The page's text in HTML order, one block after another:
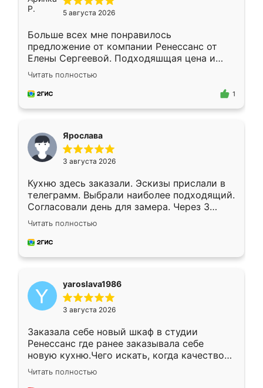
5 августа 2026
Больше всех мне понравилось
предложение от компании Ренессанс от
Елены Сергеевой. Подходяшщая цена и
короткие сроки изготовления. Приехавший
для замера сотрудник Владислав
предложил по моему эскизу самый
Читать полностью
1
Ярослава
3 августа 2026
Кухню здесь заказали. Эскизы прислали в
телеграмм. Выбрали наиболее подходящий.
Согласовали день для замера. Через 3
недели кухня была уже готова. Остались
довольны работой. Спасибо Ренессанс
мебель за качественную работу!
Читать полностью
yaroslava1986
3 августа 2026
Заказала себе новый шкаф в студии
Ренессанс где ранее заказывала себе
новую кухню.Чего искать, когда качеством
вполне довольна. Служит кухня уже почти
два года, нареканий нет.
Читать полностью